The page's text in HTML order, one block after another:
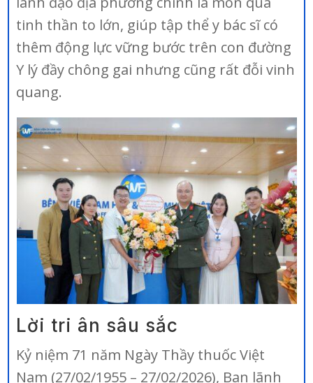
tinh thần to lớn, giúp tập thể y bác sĩ có
thêm động lực vững bước trên con đường
Y lý đầy chông gai nhưng cũng rất đỗi vinh
quang.
Lời tri ân sâu sắc
Kỷ niệm 71 năm Ngày Thầy thuốc Việt
Nam (27/02/1955 – 27/02/2026), Ban lãnh